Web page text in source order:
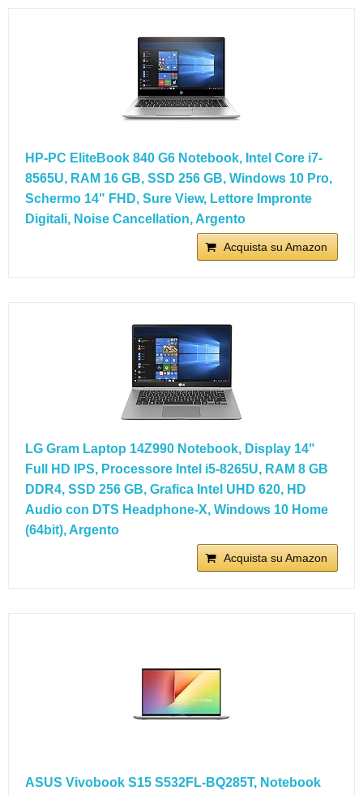
HP-PC EliteBook 840 G6 Notebook, Intel Core i7-
8565U, RAM 16 GB, SSD 256 GB, Windows 10 Pro,
Schermo 14" FHD, Sure View, Lettore Impronte
Digitali, Noise Cancellation, Argento
Acquista su Amazon
LG Gram Laptop 14Z990 Notebook, Display 14"
Full HD IPS, Processore Intel i5-8265U, RAM 8 GB
DDR4, SSD 256 GB, Grafica Intel UHD 620, HD
Audio con DTS Headphone-X, Windows 10 Home
(64bit), Argento
Acquista su Amazon
ASUS Vivobook S15 S532FL-BQ285T, Notebook